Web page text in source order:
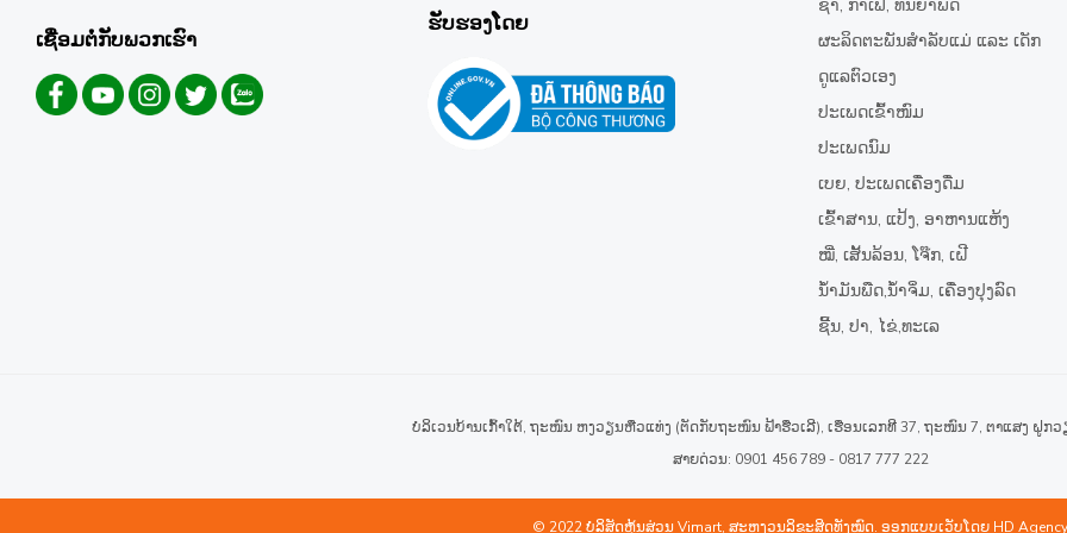
ເຊື່ອມຕໍ່ກັບພວກເຮົາ
ຮັບຮອງໂດຍ
ຊາ,​ ກາເຟ, ທັນຍາພືດ
ຜະລິດຕະພັນສຳລັບແມ່ ແລະ ເດັກ
ດູແລຕົວເອງ
ປະເພດເຂົ້າໜົມ
ປະເພດນົມ
ເບຍ, ປະເພດເຄື່ອງດື່ມ
ເຂົ້າສານ, ແປ້ງ, ອາຫານແຫ້ງ
ໝີ່, ເສັ້ນລ້ອນ, ໂຈ໊ກ, ເຝີ
ນໍ້າມັນພືດ,ນໍ້າຈິ່ມ, ເຄື່ອງປຸງລົດ
ຊີ້ນ, ປາ, ໄຂ່,ທະເລ
ບໍລິເວນບ້ານເກົ້າໃຕ້, ຖະໜົນ ຫງວຽນຫືວແທ່ງ (ຕັດກັບຖະໜົນ ຟ້າຮືວເລີ), ເຮືອນເລກທີ 37, ຖະໜົນ 7, ຕາແສງ ຝູກ
ສາຍດ່ວນ: 0901 456 789 - 0817 777 222
© 2022 ບໍລິສັດຫຸ້ນສ່ວນ Vimart, ສະຫງວນລິຂະສິດທັງໝົດ. ອອກແບບເວັບໂດຍ HD Agency